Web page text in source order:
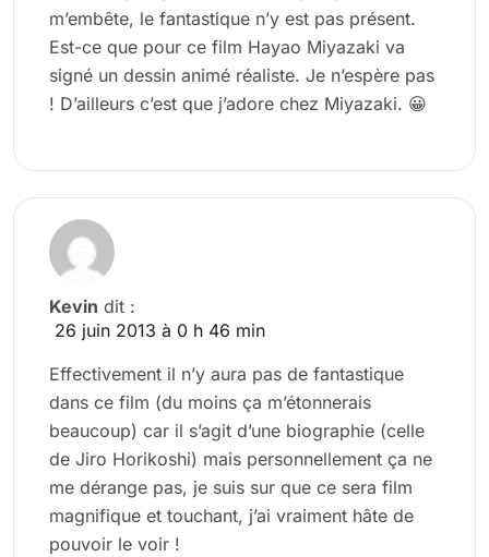
m’embête, le fantastique n’y est pas présent.
Est-ce que pour ce film Hayao Miyazaki va
signé un dessin animé réaliste. Je n’espère pas
! D’ailleurs c’est que j’adore chez Miyazaki. 😀
Kevin dit :
26 juin 2013 à 0 h 46 min
Effectivement il n’y aura pas de fantastique
dans ce film (du moins ça m’étonnerais
beaucoup) car il s’agit d’une biographie (celle
de Jiro Horikoshi) mais personnellement ça ne
me dérange pas, je suis sur que ce sera film
magnifique et touchant, j’ai vraiment hâte de
pouvoir le voir !